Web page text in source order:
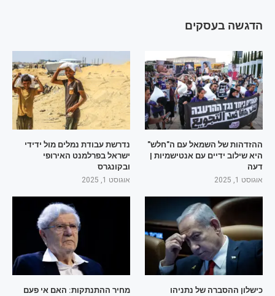
הדגשה בעסקים
ההזדהות של השמאל עם ה"חלש"
היא שילוב ידיים עם אנטישמיות |
דעה
אוגוסט 1, 2025
נדרשת עבודת נמלים מול ידידי
ישראל בפרלמנט האירופי
ובקונגרס
אוגוסט 1, 2025
כישלון ההסברה של נתניהו
מחיר ההתנתקות: האם אי פעם